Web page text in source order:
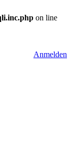
on line
Anmelden